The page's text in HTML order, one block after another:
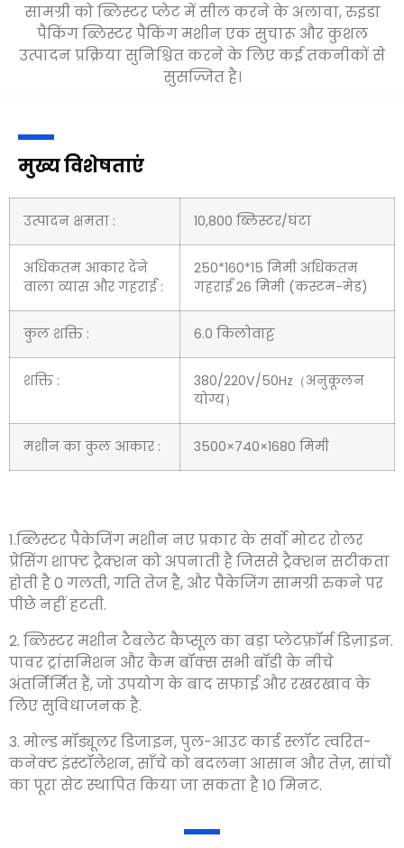
सामग्री को ब्लिस्टर प्लेट में सील करने के अलावा, रुइडा
पैकिंग ब्लिस्टर पैकिंग मशीन एक सुचारू और कुशल
उत्पादन प्रक्रिया सुनिश्चित करने के लिए कई तकनीकों से
सुसज्जित है।
मुख्य विशेषताएं
उत्पादन क्षमता : 10,800 ब्लिस्टर/घंटा
अधिकतम आकार देने
वाला व्यास और गहराई :
250*160*15 मिमी अधिकतम
गहराई 26 मिमी (कस्टम-मेड)
कुल शक्ति : 6.0 किलोवाट्ट
शक्ति :
380/220V/50Hz（अनुकूलन
योग्य）
मशीन का कुल आकार : 3500×740×1680 मिमी
1.ब्लिस्टर पैकेजिंग मशीन नए प्रकार के सर्वो मोटर रोलर
प्रेसिंग शाफ्ट ट्रैक्शन को अपनाती है जिससे ट्रैक्शन सटीकता
होती है 0 गलती, गति तेज है, और पैकेजिंग सामग्री रुकने पर
पीछे नहीं हटती.
2. ब्लिस्टर मशीन टैबलेट कैप्सूल का बड़ा प्लेटफ़ॉर्म डिज़ाइन.
पावर ट्रांसमिशन और कैम बॉक्स सभी बॉडी के नीचे
अंतर्निर्मित हैं, जो उपयोग के बाद सफाई और रखरखाव के
लिए सुविधाजनक है.
3. मोल्ड मॉड्यूलर डिजाइन, पुल-आउट कार्ड स्लॉट त्वरित-
कनेक्ट इंस्टॉलेशन, साँचे को बदलना आसान और तेज़, सांचों
का पूरा सेट स्थापित किया जा सकता है 10 मिनट.